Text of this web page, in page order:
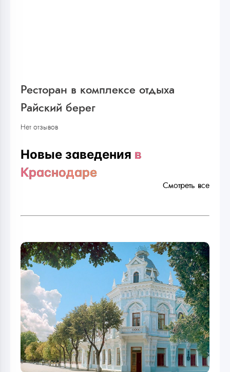
Ресторан в комплексе отдыха
Райский берег
Нет отзывов
Новые заведения в
Краснодаре
Смотреть все